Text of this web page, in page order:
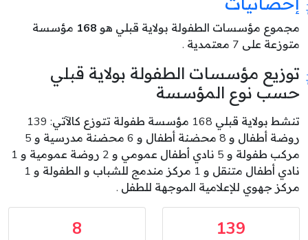
مجموع مؤسسات الطفولة بولاية قبلي هو 168 مؤسسة
متوزعة على 7 معتمدية .
توزيع مؤسسات الطفولة بولاية قبلي
حسب نوع المؤسسة
تنشط بولاية قبلي 168 مؤسسة طفولة تتوزع كالآتي: 139
روضة أطفال و 8 محضنة أطفال و 6 محضنة مدرسية و 5
مركب طفولة و 5 نادي أطفال عمومي و 2 روضة عمومية و 1
نادي أطفال متنقل و 1 مركز مندمج للشباب و الطفولة و 1
مركز جهوي للإعلامية الموجهة للطفل .
139
8